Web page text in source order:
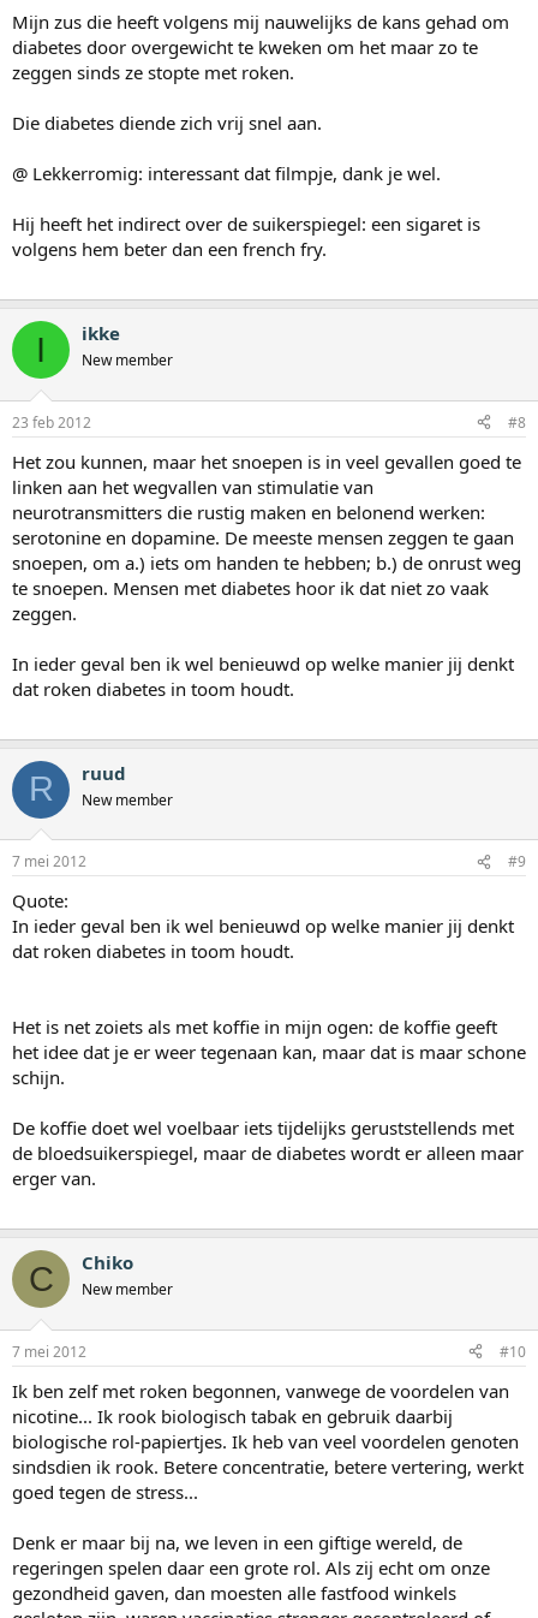
Mijn zus die heeft volgens mij nauwelijks de kans gehad om
diabetes door overgewicht te kweken om het maar zo te
zeggen sinds ze stopte met roken.
Die diabetes diende zich vrij snel aan.
@ Lekkerromig: interessant dat filmpje, dank je wel.
Hij heeft het indirect over de suikerspiegel: een sigaret is
volgens hem beter dan een french fry.
I ikke
New member
23 feb 2012 #8
Het zou kunnen, maar het snoepen is in veel gevallen goed te
linken aan het wegvallen van stimulatie van
neurotransmitters die rustig maken en belonend werken:
serotonine en dopamine. De meeste mensen zeggen te gaan
snoepen, om a.) iets om handen te hebben; b.) de onrust weg
te snoepen. Mensen met diabetes hoor ik dat niet zo vaak
zeggen.
In ieder geval ben ik wel benieuwd op welke manier jij denkt
dat roken diabetes in toom houdt.
R ruud
New member
7 mei 2012 #9
Quote:
In ieder geval ben ik wel benieuwd op welke manier jij denkt
dat roken diabetes in toom houdt.
Het is net zoiets als met koffie in mijn ogen: de koffie geeft
het idee dat je er weer tegenaan kan, maar dat is maar schone
schijn.
De koffie doet wel voelbaar iets tijdelijks geruststellends met
de bloedsuikerspiegel, maar de diabetes wordt er alleen maar
erger van.
C Chiko
New member
7 mei 2012 #10
Ik ben zelf met roken begonnen, vanwege de voordelen van
nicotine... Ik rook biologisch tabak en gebruik daarbij
biologische rol-papiertjes. Ik heb van veel voordelen genoten
sindsdien ik rook. Betere concentratie, betere vertering, werkt
goed tegen de stress...
Denk er maar bij na, we leven in een giftige wereld, de
regeringen spelen daar een grote rol. Als zij echt om onze
gezondheid gaven, dan moesten alle fastfood winkels